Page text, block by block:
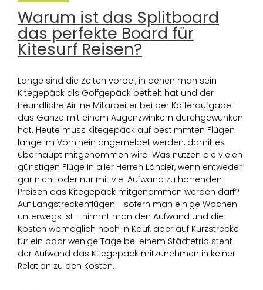
Warum ist das Splitboard
das perfekte Board für
Kitesurf Reisen?
Lange sind die Zeiten vorbei, in denen man sein
Kitegepäck als Golfgepäck betitelt hat und der
freundliche Airline Mitarbeiter bei der Kofferaufgabe
das Ganze mit einem Augenzwinkern durchgewunken
hat. Heute muss Kitegepäck auf bestimmten Flügen
lange im Vorhinein angemeldet werden, damit es
überhaupt mitgenommen wird. Was nützen die vielen
günstigen Flüge in aller Herren Länder, wenn entweder
gar nicht oder nur mit viel Aufwand zu horrenden
Preisen das Kitegepäck mitgenommen werden darf?
Auf Langstreckenflügen - sofern man einige Wochen
unterwegs ist - nimmt man den Aufwand und die
Kosten womöglich noch in Kauf, aber auf Kurzstrecke
für ein paar wenige Tage bei einem Städtetrip steht
der Aufwand das Kitegepäck mitzunehmen in keiner
Relation zu den Kosten.